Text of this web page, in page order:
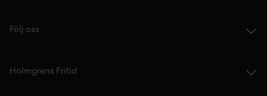
Följ oss
Holmgrens Fritid